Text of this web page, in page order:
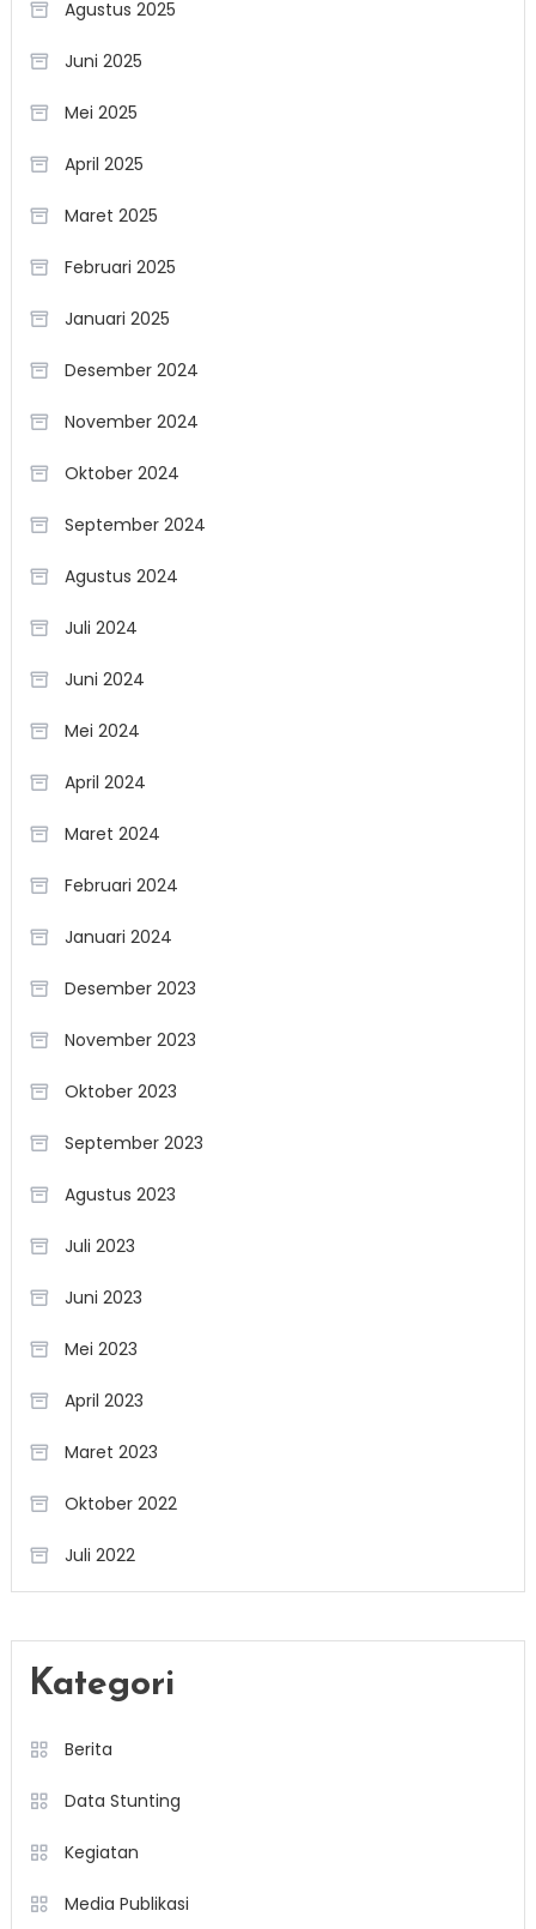
Agustus 2025
Juni 2025
Mei 2025
April 2025
Maret 2025
Februari 2025
Januari 2025
Desember 2024
November 2024
Oktober 2024
September 2024
Agustus 2024
Juli 2024
Juni 2024
Mei 2024
April 2024
Maret 2024
Februari 2024
Januari 2024
Desember 2023
November 2023
Oktober 2023
September 2023
Agustus 2023
Juli 2023
Juni 2023
Mei 2023
April 2023
Maret 2023
Oktober 2022
Juli 2022
Kategori
Berita
Data Stunting
Kegiatan
Media Publikasi